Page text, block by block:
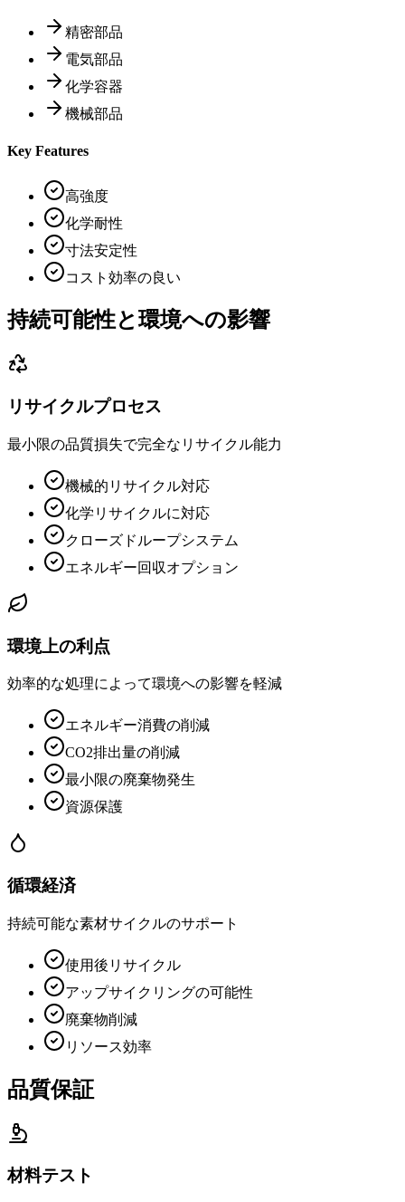
精密部品
電気部品
化学容器
機械部品
Key Features
高強度
化学耐性
寸法安定性
コスト効率の良い
持続可能性と環境への影響
リサイクルプロセス
最小限の品質損失で完全なリサイクル能力
機械的リサイクル対応
化学リサイクルに対応
クローズドループシステム
エネルギー回収オプション
環境上の利点
効率的な処理によって環境への影響を軽減
エネルギー消費の削減
CO2排出量の削減
最小限の廃棄物発生
資源保護
循環経済
持続可能な素材サイクルのサポート
使用後リサイクル
アップサイクリングの可能性
廃棄物削減
リソース効率
品質保証
材料テスト